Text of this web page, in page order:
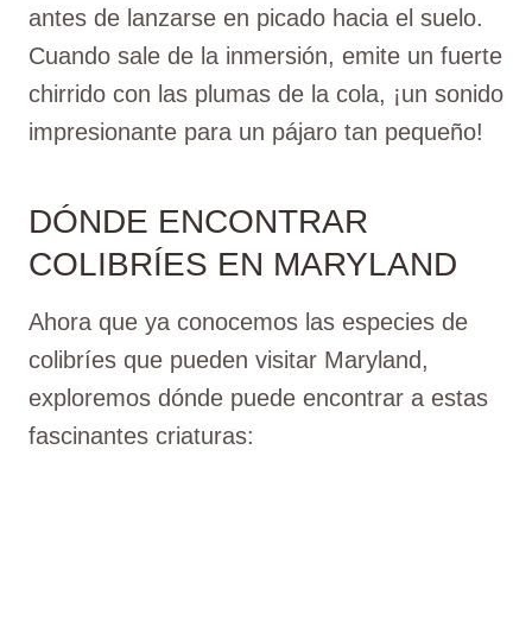
antes de lanzarse en picado hacia el suelo.
Cuando sale de la inmersión, emite un fuerte
chirrido con las plumas de la cola, ¡un sonido
impresionante para un pájaro tan pequeño!
DÓNDE ENCONTRAR
COLIBRÍES EN MARYLAND
Ahora que ya conocemos las especies de
colibríes que pueden visitar Maryland,
exploremos dónde puede encontrar a estas
fascinantes criaturas: